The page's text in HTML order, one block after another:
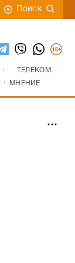
Поиск
ТЕЛЕКОМ
МНЕНИЕ